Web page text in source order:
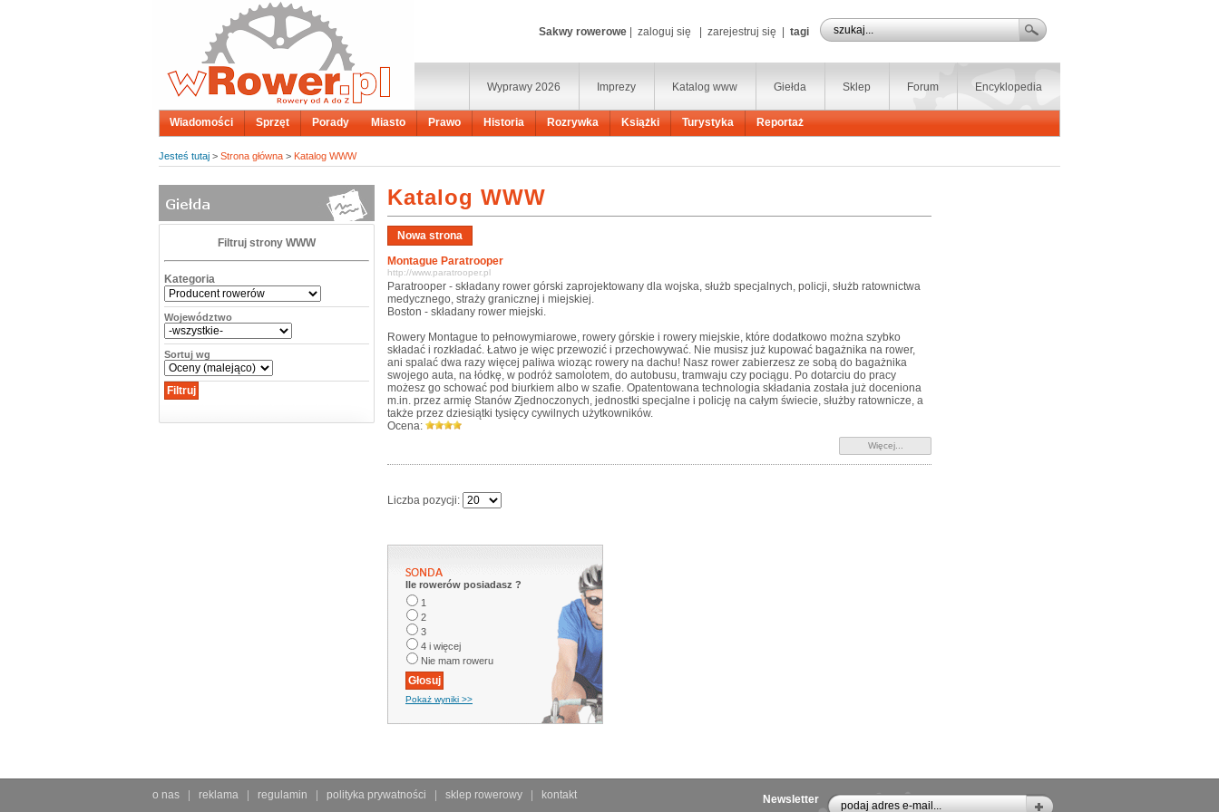
Sakwy rowerowe zaloguj się zarejestruj się tagi
Encyklopedia
Forum
Sklep
Giełda
Katalog www
Imprezy
Wyprawy 2026
Wiadomości Sprzęt Porady Miasto Prawo Historia Rozrywka Książki Turystyka Reportaż
Jesteś tutaj > Strona główna > Katalog WWW
Filtruj strony WWW
Kategoria
Województwo
Sortuj wg
Katalog WWW
Montague Paratrooper
http://www.paratrooper.pl
Paratrooper - składany rower górski zaprojektowany dla wojska, służb specjalnych, policji, służb ratownictwa
medycznego, straży granicznej i miejskiej.
Boston - składany rower miejski.
Rowery Montague to pełnowymiarowe, rowery górskie i rowery miejskie, które dodatkowo można szybko
składać i rozkładać. Łatwo je więc przewozić i przechowywać. Nie musisz już kupować bagażnika na rower,
ani spalać dwa razy więcej paliwa wioząc rowery na dachu! Nasz rower zabierzesz ze sobą do bagażnika
swojego auta, na łódkę, w podróż samolotem, do autobusu, tramwaju czy pociągu. Po dotarciu do pracy
możesz go schować pod biurkiem albo w szafie. Opatentowana technologia składania została już doceniona
m.in. przez armię Stanów Zjednoczonych, jednostki specjalne i policję na całym świecie, służby ratownicze, a
także przez dziesiątki tysięcy cywilnych użytkowników.
Ocena:
Więcej...
Liczba pozycji:
Ile rowerów posiadasz ?
1
2
3
4 i więcej
Nie mam roweru
Pokaż wyniki >>
o nas reklama regulamin polityka prywatności sklep rowerowy kontakt Newsletter